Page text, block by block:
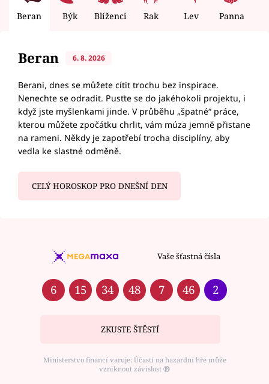
Beran Býk Blíženci Rak Lev Panna
Beran 6. 8. 2026
Berani, dnes se můžete cítit trochu bez inspirace.
Nenechte se odradit. Pusťte se do jakéhokoli projektu, i
když jste myšlenkami jinde. V průběhu „špatné“ práce,
kterou můžete zpočátku chrlit, vám múza jemně přistane
na rameni. Někdy je zapotřebí trocha disciplíny, aby
vedla ke slastné odměně.
CELÝ HOROSKOP PRO DNEŠNÍ DEN
Vaše šťastná čísla
6 15 34 48 7 46 2
ZKUSTE ŠTĚSTÍ
Ministerstvo financí varuje: Účastí na hazardní hře může
vzniknout závislost ⑱